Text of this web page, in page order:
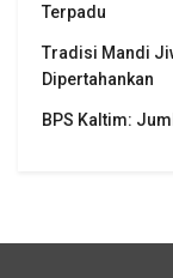
Terpadu
Tradisi Mandi
Dipertahankan
BPS Kaltim: